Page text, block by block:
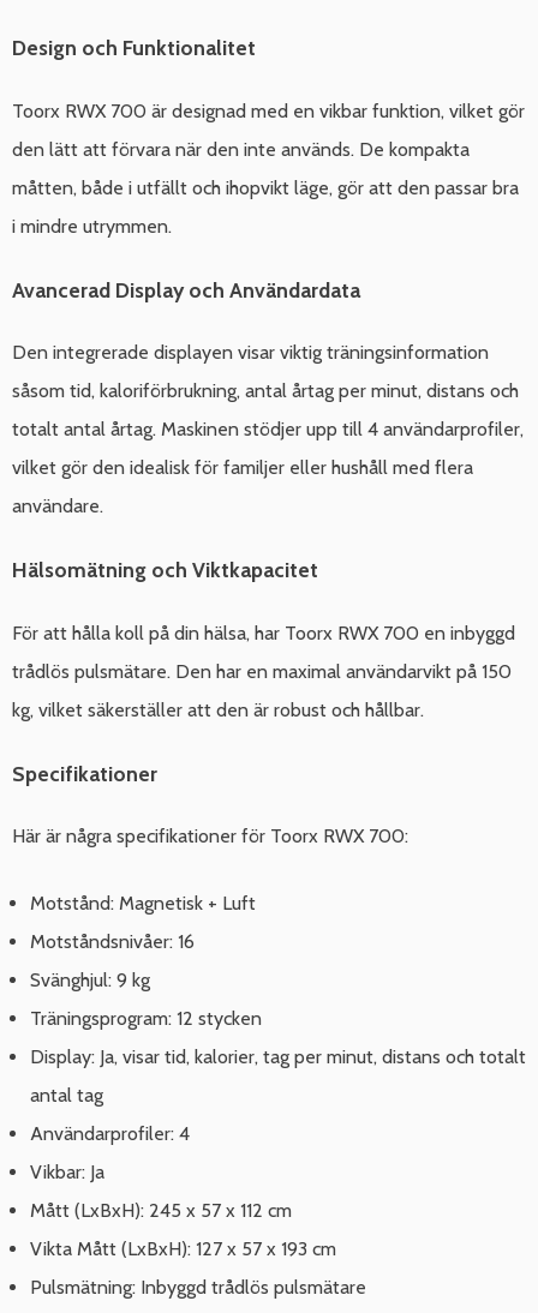
Design och Funktionalitet
Toorx RWX 700 är designad med en vikbar funktion, vilket gör
den lätt att förvara när den inte används. De kompakta
måtten, både i utfällt och ihopvikt läge, gör att den passar bra
i mindre utrymmen.
Avancerad Display och Användardata
Den integrerade displayen visar viktig träningsinformation
såsom tid, kaloriförbrukning, antal årtag per minut, distans och
totalt antal årtag. Maskinen stödjer upp till 4 användarprofiler,
vilket gör den idealisk för familjer eller hushåll med flera
användare.
Hälsomätning och Viktkapacitet
För att hålla koll på din hälsa, har Toorx RWX 700 en inbyggd
trådlös pulsmätare. Den har en maximal användarvikt på 150
kg, vilket säkerställer att den är robust och hållbar.
Specifikationer
Här är några specifikationer för Toorx RWX 700:
Motstånd: Magnetisk + Luft
Motståndsnivåer: 16
Svänghjul: 9 kg
Träningsprogram: 12 stycken
Display: Ja, visar tid, kalorier, tag per minut, distans och totalt
antal tag
Användarprofiler: 4
Vikbar: Ja
Mått (LxBxH): 245 x 57 x 112 cm
Vikta Mått (LxBxH): 127 x 57 x 193 cm
Pulsmätning: Inbyggd trådlös pulsmätare